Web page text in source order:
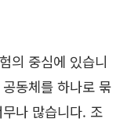
의 중심에 있습니
동체를 하나로 묶
나 많습니다. 조